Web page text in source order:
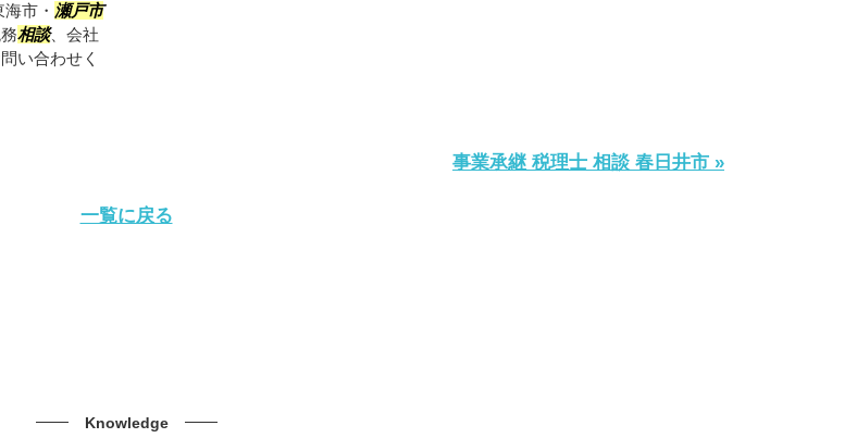
市・ 瀬戸市
相談、会社
い合わせく
事業承継 税理士 相談 春日井市 »
一覧に戻る
Knowledge